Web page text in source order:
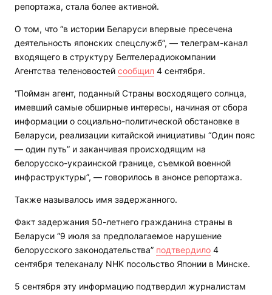
репортажа, стала более активной.
О том, что “в истории Беларуси впервые пресечена
деятельность японских спецслужб”, — телеграм-канал
входящего в структуру Белтелерадиокомпании
Агентства теленовостей сообщил 4 сентября.
“Пойман агент, поданный Страны восходящего солнца,
имевший самые обширные интересы, начиная от сбора
информации о социально-политической обстановке в
Беларуси, реализации китайской инициативы “Один пояс
— один путь” и заканчивая происходящим на
белорусско-украинской границе, съемкой военной
инфраструктуры”, — говорилось в анонсе репортажа.
Также называлось имя задержанного.
Факт задержания 50-летнего гражданина страны в
Беларуси “9 июля за предполагаемое нарушение
белорусского законодательства” подтвердило 4
сентября телеканалу NHK посольство Японии в Минске.
5 сентября эту информацию подтвердил журналистам